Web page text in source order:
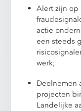
Alert zijn op
actie
een steeds
werk;
Deelnemen
projecten
Landelijke